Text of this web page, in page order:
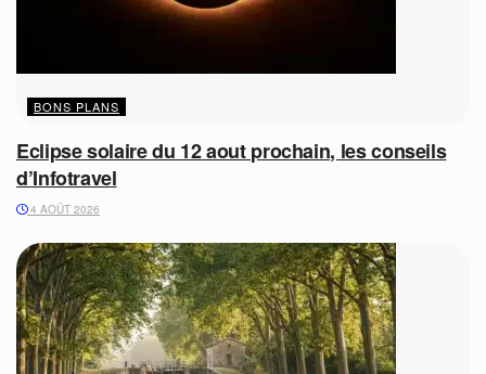
BONS PLANS
Eclipse solaire du 12 aout prochain, les conseils
d’Infotravel
4 AOÛT 2026